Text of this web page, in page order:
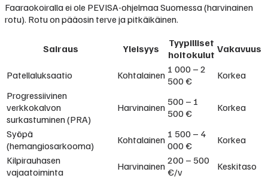
Faaraokoiralla ei ole PEVISA-ohjelmaa Suomessa (harvinainen
rotu). Rotu on pääosin terve ja pitkäikäinen.
Sairaus Yleisyys
Tyypilliset
hoitokulut Vakavuus
Patellaluksaatio Kohtalainen 1 000 – 2
500 €
Korkea
Progressiivinen
verkkokalvon
surkastuminen (PRA)
Harvinainen 500 – 1
500 €
Korkea
Syöpä
(hemangiosarkooma)
Kohtalainen 1 500 – 4
000 €
Korkea
Kilpirauhasen
vajaatoiminta
Harvinainen 200 – 500
€/v
Keskitaso